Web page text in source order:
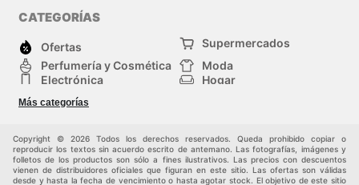
CATEGORÍAS
Ofertas
Supermercados
Perfumería y Cosmética
Moda
Electrónica
Hogar
Deporte
Juguetes y bebés
Más categorías
Copyright © 2026 Todos los derechos reservados. Queda prohibido copiar o
reproducir los textos sin acuerdo escrito de antemano. Las fotografías, imágenes y
folletos de los productos son sólo a fines ilustrativos. Las precios con descuentos
vienen de distribuidores oficiales que figuran en este sitio. Las ofertas son válidas
desde y hasta la fecha de vencimiento o hasta agotar stock. El objetivo de este sitio